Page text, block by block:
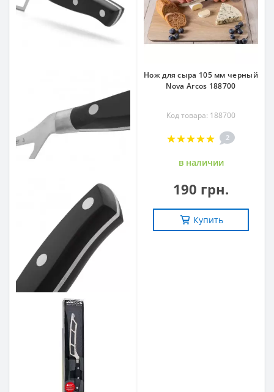
Нож для сыра 105 мм черный
Nova Arcos 188700
Код товара: 188700
2
в наличии
190 грн.
Купить